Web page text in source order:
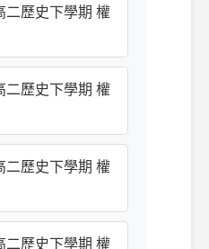
二歷史下學期 權
二歷史下學期 權
二歷史下學期 權
二歷史下學期 權